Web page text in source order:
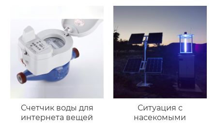
Счетчик воды для
интернета вещей
Ситуация с
насекомыми